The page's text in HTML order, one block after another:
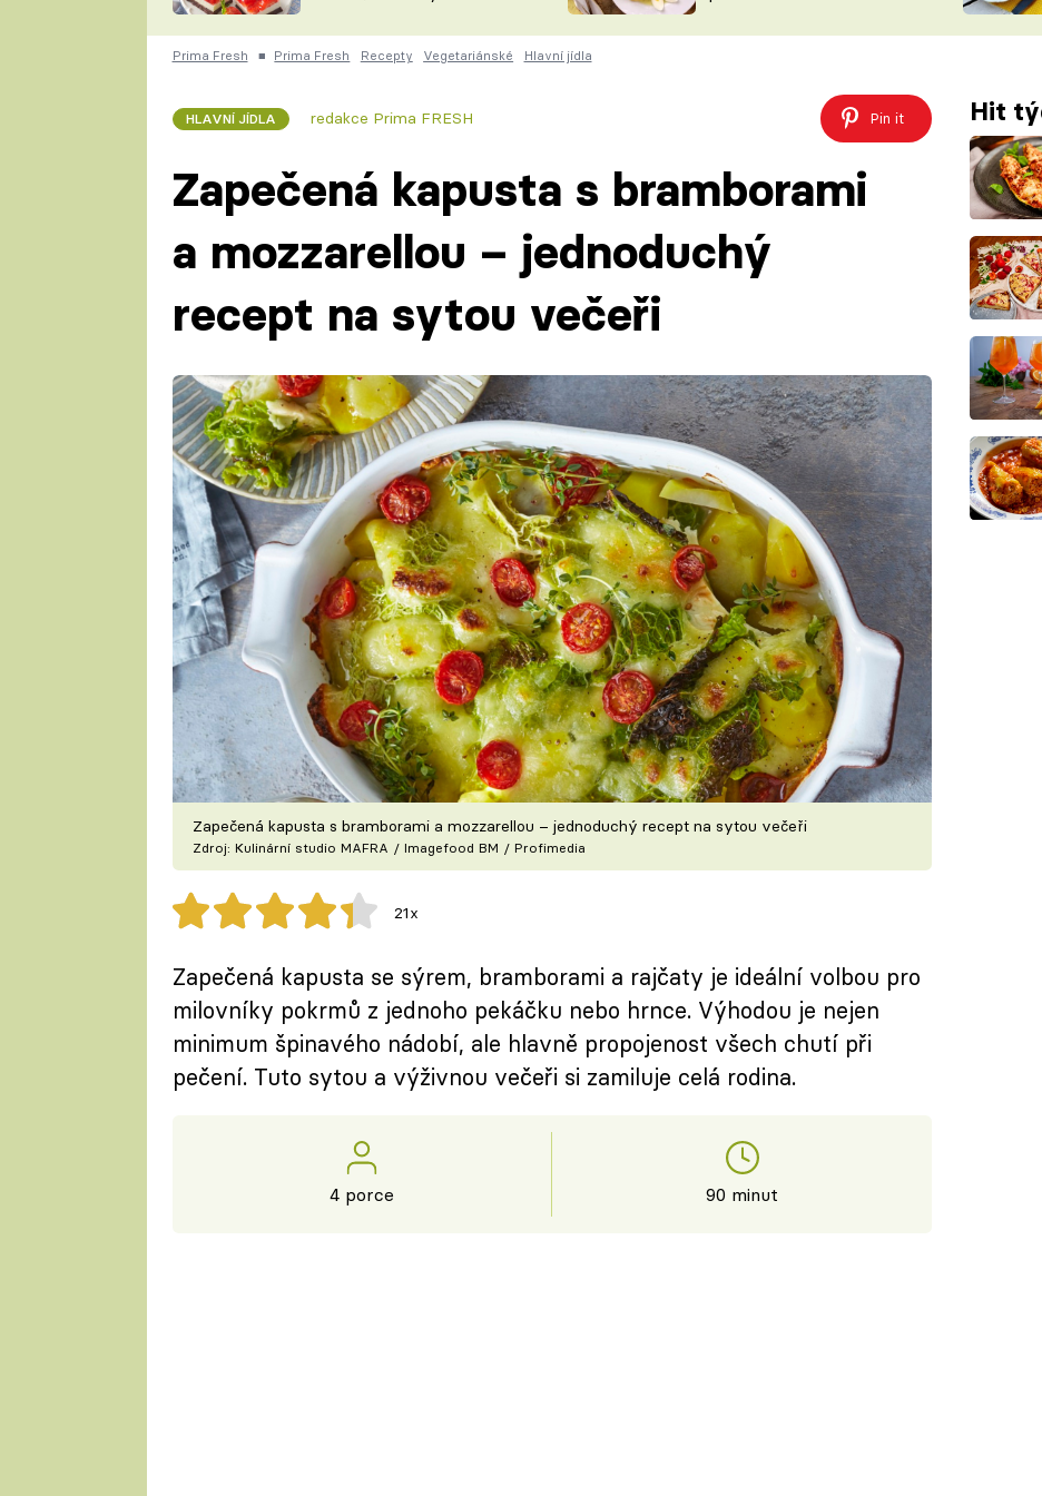
ČESKO NA TALÍŘI
KUCHAŘKA
VYCHYTÁVKY
ČASOPIS
Prima Fresh ■ Prima Fresh Recepty Vegetariánské Hlavní jídla
HLAVNÍ JÍDLA redakce Prima FRESH Pin it Hit
Zapečená kapusta s bramborami
a mozzarellou – jednoduchý
recept na sytou večeři
Zapečená kapusta s bramborami a mozzarellou – jednoduchý recept na sytou večeři
Zdroj: Kulinární studio MAFRA / Imagefood BM / Profimedia
21x
Zapečená kapusta se sýrem, bramborami a rajčaty je ideální volbou pro
milovníky pokrmů z jednoho pekáčku nebo hrnce. Výhodou je nejen
minimum špinavého nádobí, ale hlavně propojenost všech chutí při
pečení. Tuto sytou a výživnou večeři si zamiluje celá rodina.
4 porce 90 minut